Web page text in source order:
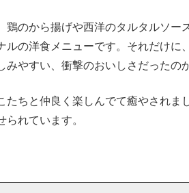
のから揚げや西洋のタルタルソー
の洋食メニューです。それだけに
やすい、衝撃のおいしさだったの
ちと仲良く楽しんでて癒やされま
れています。